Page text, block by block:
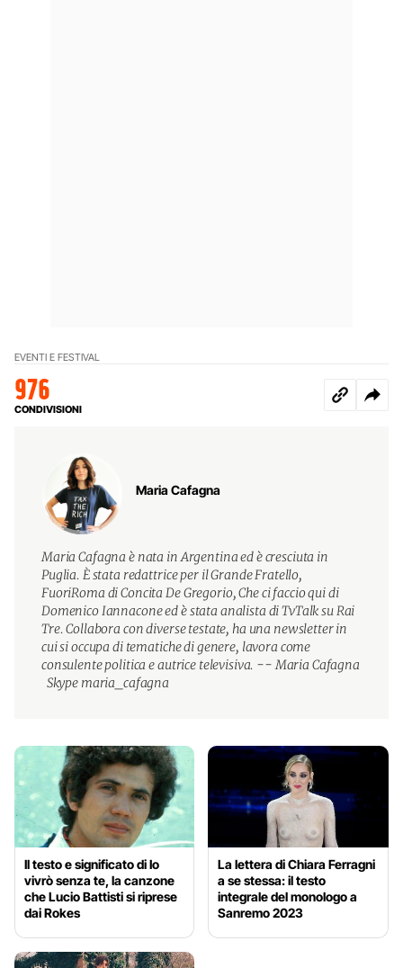
EVENTI E FESTIVAL
976
CONDIVISIONI
Maria Cafagna
Maria Cafagna è nata in Argentina ed è cresciuta in
Puglia. È stata redattrice per il Grande Fratello,
FuoriRoma di Concita De Gregorio, Che ci faccio qui di
Domenico Iannacone ed è stata analista di TvTalk su Rai
Tre. Collabora con diverse testate, ha una newsletter in
cui si occupa di tematiche di genere, lavora come
consulente politica e autrice televisiva. -- Maria Cafagna
Skype maria_cafagna
Il testo e significato di Io
vivrò senza te, la canzone
che Lucio Battisti si riprese
dai Rokes
La lettera di Chiara Ferragni
a se stessa: il testo
integrale del monologo a
Sanremo 2023